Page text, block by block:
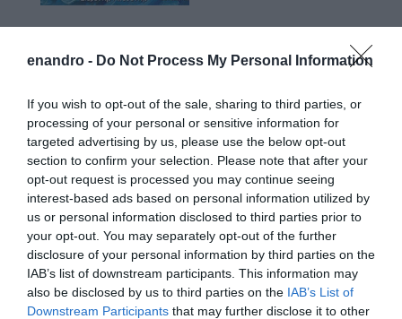
enandro - Do Not Process My Personal Information
If you wish to opt-out of the sale, sharing to third parties, or
processing of your personal or sensitive information for
targeted advertising by us, please use the below opt-out
section to confirm your selection. Please note that after your
opt-out request is processed you may continue seeing
interest-based ads based on personal information utilized by
us or personal information disclosed to third parties prior to
your opt-out. You may separately opt-out of the further
disclosure of your personal information by third parties on the
IAB’s list of downstream participants. This information may
also be disclosed by us to third parties on the IAB’s List of
Downstream Participants that may further disclose it to other
Προτεινόμενα άρθρα
ΣΥΓΚΛΟΝΙΣΤΙΚΟΣ ΑΠΟΧΑΙΡΕΤΙΣΜΟΣ ΣΤΗ
ΡΑΦΗΝΑ ΣΤΟ «ΤΕΛΕΥΤΑΙΟ ΜΠΑΡΚΟ» ΤΟΥ
ΚΑΠΕΤΑΝ ΑΝΤΩΝΗ ΒΙΔΑΛΗ
Απαράδεκτη εμπειρία στη Ραφήνα. Φωτογραφίες από
βίντεο εκείνης της ώρας…
ΑΠΟΚΛΕΙΣΤΙΚΟ: «ΕΤΣΙ ΑΝΑΚΑΛΥΨΑ ΤΟ
ΣΗΜΑΝΤΙΚΟ ΑΡΧΑΙΟ ΝΑΥΑΓΙΟ ΤΗΣ ΑΝΔΡΟΥ!…»